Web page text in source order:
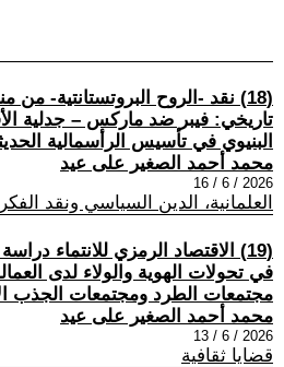
(18) نقد -الروح البروتستانتية- من
تاريخي: فيبر ضد ماركس – جدلية
البنيوي في تأسيس الرأسمالية
محمد أحمد الصغير على عيد
2026 / 6 / 16
العلمانية، الدين السياسي ونقد
(19) الاقتصاد الرمزي للانتماء
في تحولات الهوية والولاء لدى
مجتمعات الطرد ومجتمعات الجذب
محمد أحمد الصغير على عيد
2026 / 6 / 13
قضايا ثقافية